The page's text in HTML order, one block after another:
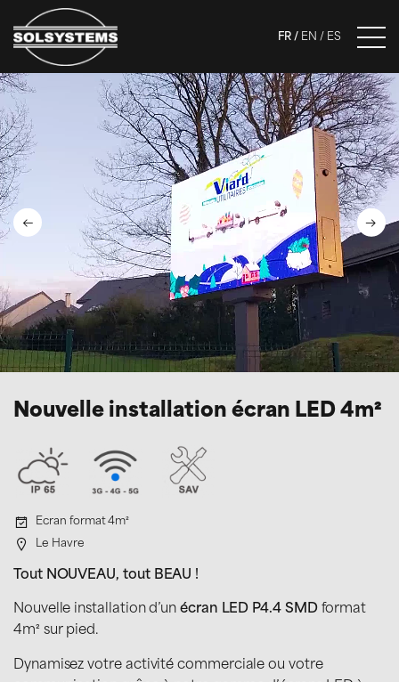
FR EN ES
Nouvelle installation écran LED 4m²
Ecran format 4m²
Le Havre
Tout NOUVEAU, tout BEAU !
Nouvelle installation d’un écran LED P4.4 SMDformat
4m² sur pied.
Dynamisez votre activité commerciale ou votre